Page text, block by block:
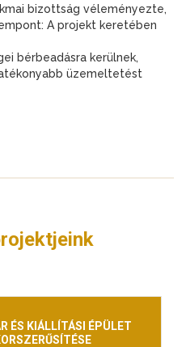
bizottság véleményezte,
A projekt keretében
bérbeadásra kerülnek,
üzemeltetést
ÉS KIÁLLÍTÁSI ÉPÜLET